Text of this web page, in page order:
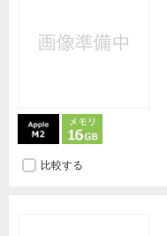
比較する